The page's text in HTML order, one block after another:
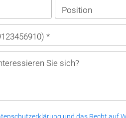
Position
*
Sie sich?